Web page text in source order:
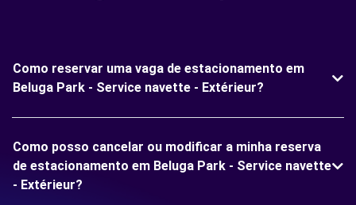
Como reservar uma vaga de estacionamento em
Beluga Park - Service navette - Extérieur?
Como posso cancelar ou modificar a minha reserva
de estacionamento em Beluga Park - Service navette
- Extérieur?